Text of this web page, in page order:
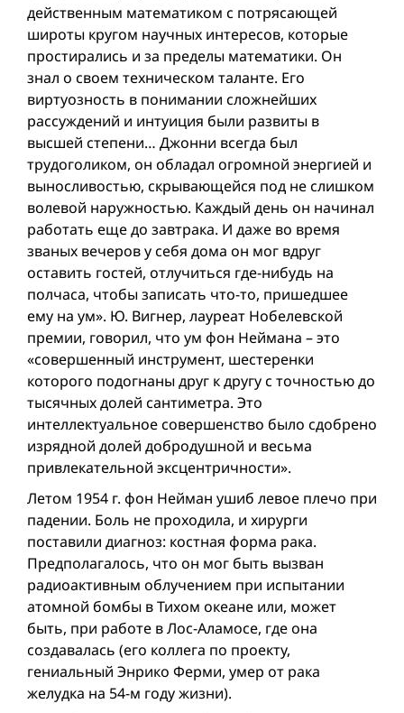
действенным математиком с потрясающей
широты кругом научных интересов, которые
простирались и за пределы математики. Он
знал о своем техническом таланте. Его
виртуозность в понимании сложнейших
рассуждений и интуиция были развиты в
высшей степени… Джонни всегда был
трудоголиком, он обладал огромной энергией и
выносливостью, скрывающейся под не слишком
волевой наружностью. Каждый день он начинал
работать еще до завтрака. И даже во время
званых вечеров у себя дома он мог вдруг
оставить гостей, отлучиться где-нибудь на
полчаса, чтобы записать что-то, пришедшее
ему на ум». Ю. Вигнер, лауреат Нобелевской
премии, говорил, что ум фон Неймана – это
«совершенный инструмент, шестеренки
которого подогнаны друг к другу с точностью до
тысячных долей сантиметра. Это
интеллектуальное совершенство было сдобрено
изрядной долей добродушной и весьма
привлекательной эксцентричности».
Летом 1954 г. фон Нейман ушиб левое плечо при
падении. Боль не проходила, и хирурги
поставили диагноз: костная форма рака.
Предполагалось, что он мог быть вызван
радиоактивным облучением при испытании
атомной бомбы в Тихом океане или, может
быть, при работе в Лос-Аламосе, где она
создавалась (его коллега по проекту,
гениальный Энрико Ферми, умер от рака
желудка на 54-м году жизни).